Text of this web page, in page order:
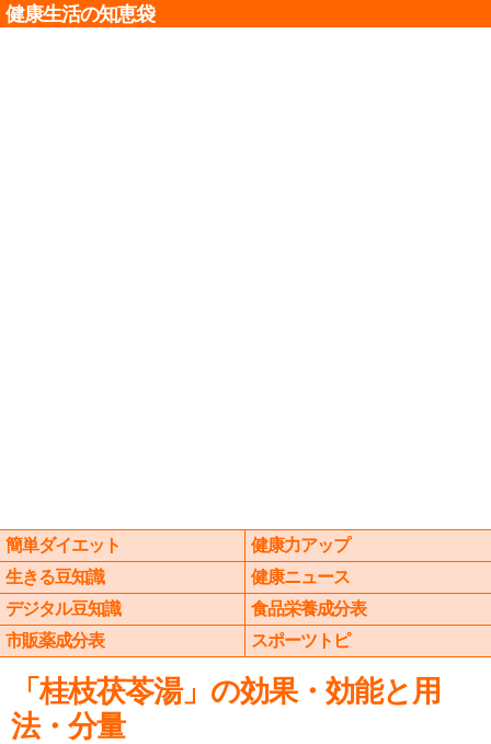
健康生活の知恵袋
簡単ダイエット
健康力アップ
生きる豆知識
健康ニュース
デジタル豆知識
食品栄養成分表
市販薬成分表
スポーツトピ
「桂枝茯苓湯」の効果・効能と用
法・分量